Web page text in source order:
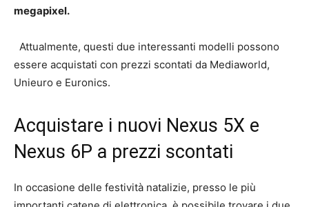
megapixel.
Attualmente, questi due interessanti modelli possono
essere acquistati con prezzi scontati da Mediaworld,
Unieuro e Euronics.
Acquistare i nuovi Nexus 5X e
Nexus 6P a prezzi scontati
In occasione delle festività natalizie, presso le più